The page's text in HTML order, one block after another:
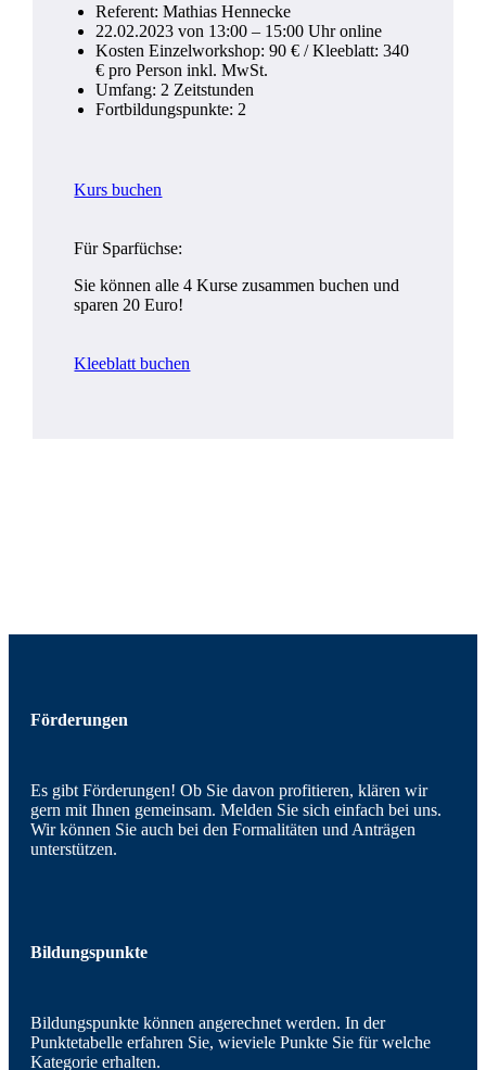
Referent: Mathias Hennecke
22.02.2023 von 13:00 – 15:00 Uhr online
Kosten Einzelworkshop: 90 € / Kleeblatt: 340
€ pro Person inkl. MwSt.
Umfang: 2 Zeitstunden
Fortbildungspunkte: 2
Kurs buchen
Für Sparfüchse:
Sie können alle 4 Kurse zusammen buchen und
sparen 20 Euro!
Kleeblatt buchen
Förderungen
Es gibt Förderungen! Ob Sie davon profitieren, klären wir
gern mit Ihnen gemeinsam. Melden Sie sich einfach bei uns.
Wir können Sie auch bei den Formalitäten und Anträgen
unterstützen.
Bildungspunkte
Bildungspunkte können angerechnet werden. In der
Punktetabelle erfahren Sie, wieviele Punkte Sie für welche
Kategorie erhalten.